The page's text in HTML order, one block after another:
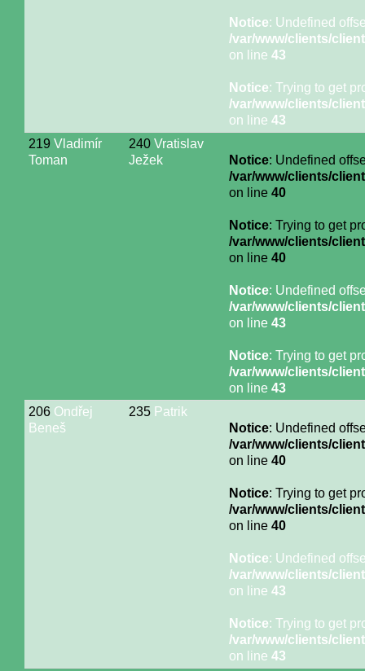
Notice: Undefined
/var/www/clients/
on line 43
Notice: Trying to get
/var/www/clients/
on line 43
219 Vladimír
Toman
240 Vratislav
Ježek
Notice: Undefined
/var/www/clients/
on line 40
Notice: Trying to get
/var/www/clients/
on line 40
Notice: Undefined
/var/www/clients/
on line 43
Notice: Trying to get
/var/www/clients/
on line 43
206 Ondřej
Beneš
235 Patrik
Notice: Undefined
/var/www/clients/
on line 40
Notice: Trying to get
/var/www/clients/
on line 40
Notice: Undefined
/var/www/clients/
on line 43
Notice: Trying to get
/var/www/clients/
on line 43